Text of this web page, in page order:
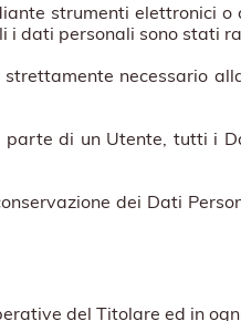
strumenti elettronici
dati personali sono stati
necessario
di un Utente, tutti i
dei Dati
del Titolare ed in